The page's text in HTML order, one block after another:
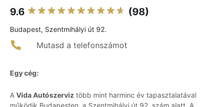
9.6 (98)
Budapest, Szentmihályi út 92.
Mutasd a telefonszámot
Egy cég:
A Vida Autószerviz több mint harminc év tapasztalatával
működik Budapesten, a Szentmihályi út 92. szám alatt. A